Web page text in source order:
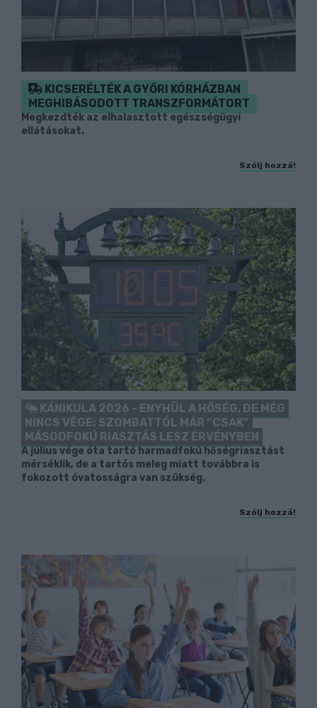
KICSERÉLTÉK A GYŐRI KÓRHÁZBAN
MEGHIBÁSODOTT TRANSZFORMÁTORT
Megkezdték az elhalasztott egészségügyi
ellátásokat.
Szólj hozzá!
KÁNIKULA 2026 - ENYHÜL A HŐSÉG, DE MÉG
NINCS VÉGE: SZOMBATTÓL MÁR “CSAK”
MÁSODFOKÚ RIASZTÁS LESZ ÉRVÉNYBEN
A július vége óta tartó harmadfokú hőségriasztást
mérséklik, de a tartós meleg miatt továbbra is
fokozott óvatosságra van szükség.
Szólj hozzá!